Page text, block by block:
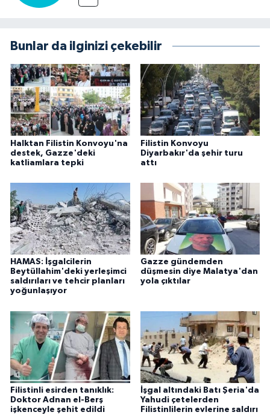
Bunlar da ilginizi çekebilir
Halktan Filistin Konvoyu'na
destek, Gazze'deki
katliamlara tepki
Filistin Konvoyu
Diyarbakır'da şehir turu
attı
HAMAS: İşgalcilerin
Beytüllahim'deki yerleşimci
saldırıları ve tehcir planları
yoğunlaşıyor
Gazze gündemden
düşmesin diye Malatya'dan
yola çıktılar
Filistinli esirden tanıklık:
Doktor Adnan el-Berş
işkenceyle şehit edildi
İşgal altındaki Batı Şeria'da
Yahudi çetelerden
Filistinlilerin evlerine saldırı